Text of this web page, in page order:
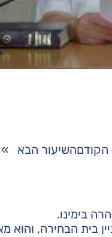
הקודםהשיעור הבא »
בימינו.
הבחירה, והוא